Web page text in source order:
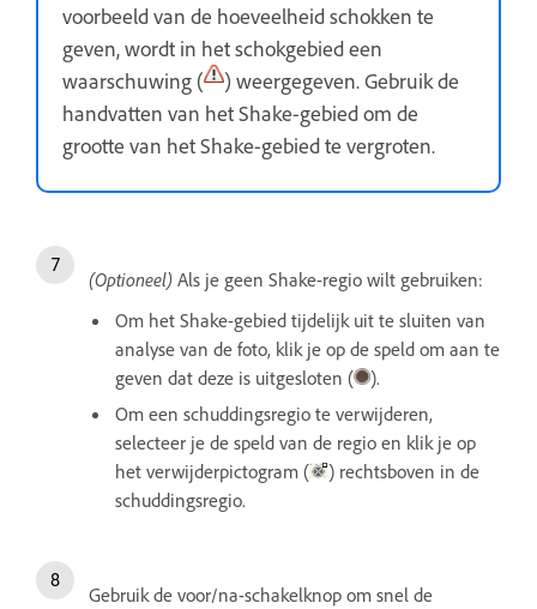
voorbeeld van de hoeveelheid schokken te
geven, wordt in het schokgebied een
waarschuwing (
) weergegeven. Gebruik de
handvatten van het Shake-gebied om de
grootte van het Shake-gebied te vergroten.
(Optioneel) Als je geen Shake-regio wilt gebruiken:
Om het Shake-gebied tijdelijk uit te sluiten van
analyse van de foto, klik je op de speld om aan te
geven dat deze is uitgesloten (
).
Om een schuddingsregio te verwijderen,
selecteer je de speld van de regio en klik je op
het verwijderpictogram (
) rechtsboven in de
schuddingsregio.
Gebruik de voor/na-schakelknop om snel de